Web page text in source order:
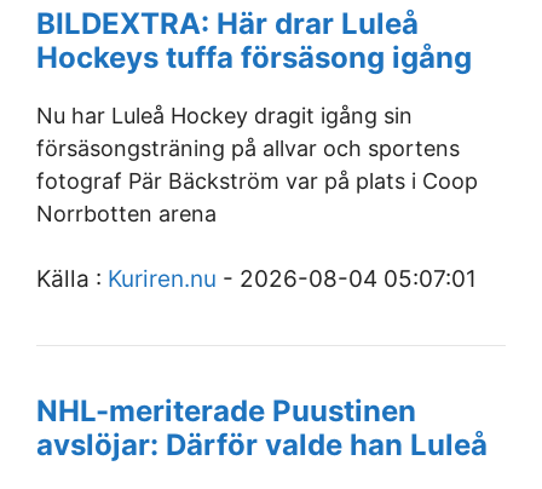
BILDEXTRA: Här drar Luleå
Hockeys tuffa försäsong igång
Nu har Luleå Hockey dragit igång sin
försäsongsträning på allvar och sportens
fotograf Pär Bäckström var på plats i Coop
Norrbotten arena
Källa : Kuriren.nu - 2026-08-04 05:07:01
NHL-meriterade Puustinen
avslöjar: Därför valde han Luleå